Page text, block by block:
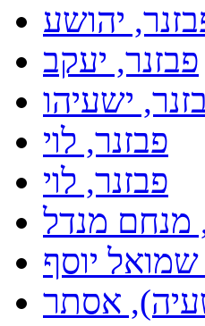
יהושע
פבזנר, יעקב
ישעיהו
פבזנר, לוי
פבזנר, לוי
מנחם מנדל
שמואל יוסף
אסתר